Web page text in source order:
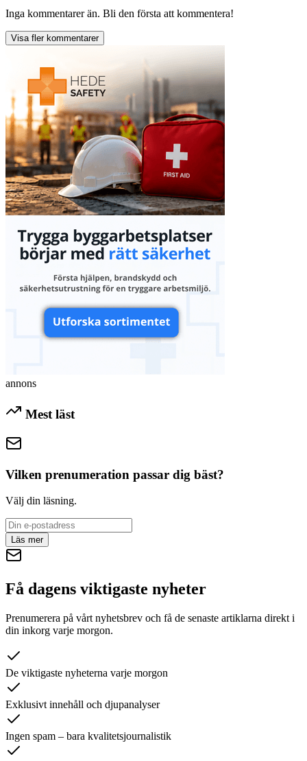
Inga kommentarer än. Bli den första att kommentera!
Visa fler kommentarer
annons
Mest läst
Vilken prenumeration passar dig bäst?
Välj din läsning.
Läs mer
Få dagens viktigaste nyheter
Prenumerera på vårt nyhetsbrev och få de senaste artiklarna direkt i
din inkorg varje morgon.
De viktigaste nyheterna varje morgon
Exklusivt innehåll och djupanalyser
Ingen spam – bara kvalitetsjournalistik